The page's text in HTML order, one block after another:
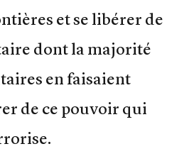
et se libérer de
dont la majorité
en faisaient
de ce pouvoir qui